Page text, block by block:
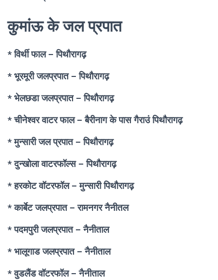
कुमांऊ के जल प्रपात
* विर्थी फाल – पिथौरागढ़
* भूरमूरी जलप्रपात – पिथौरागढ़
* भेलछडा जलप्रपात – पिथौरागढ़
* चीनेश्वर वाटर फाल – बैरीनाग के पास गैराउं पिथौरागढ़
* मुन्सारी जल प्रपात – पिथौरागढ़
* दुन्खोला वाटरफॉल्स – पिथौरागढ़
* हरकोट वॉटरफॉल – मुन्सारी पिथौरागढ़
* कार्बेट जलप्रपात – रामनगर नैनीतल
* पदमपुरी जलप्रपात – नैनीताल
* भालूगाड जलप्रपात – नैनीताल
* वुडलैंड वॉटरफॉल – नैनीताल